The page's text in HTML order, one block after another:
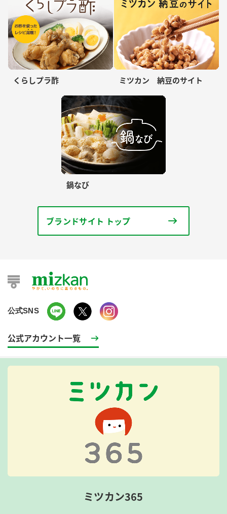
くらしプラ酢 ミツカン 納豆のサイト
鍋なび
ブランドサイト トップ
公式SNS
公式アカウント一覧
ミツカン365